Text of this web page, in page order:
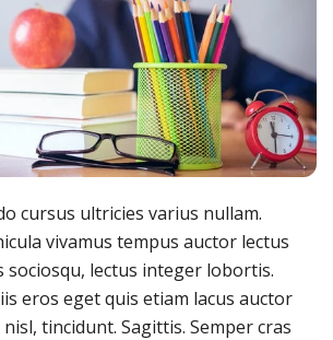
cursus ultricies varius nullam.
vivamus tempus auctor lectus
sociosqu, lectus integer lobortis.
eros eget quis etiam lacus auctor
tincidunt. Sagittis. Semper cras